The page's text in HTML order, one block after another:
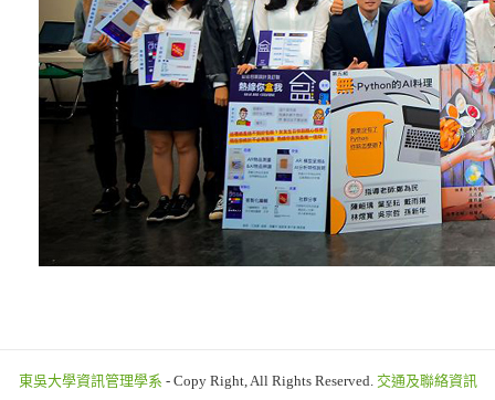
東吳大學資訊管理學系 - Copy Right, All Rights Reserved. 交通及聯絡資訊